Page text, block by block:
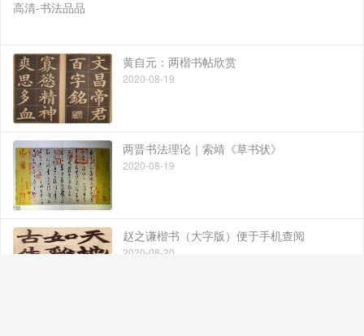
黄自元：两楷书帖欣赏
2020-08-19
两晋书法理论｜索靖《草书状》
2020-08-19
赵之谦楷书（大字版）便于手机查阅
2020-08-20